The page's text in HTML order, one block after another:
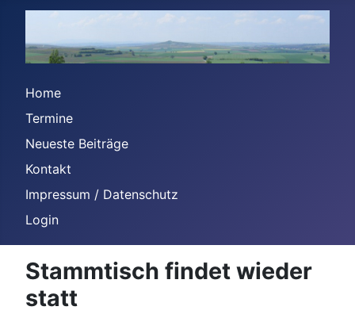
Home
Termine
Neueste Beiträge
Kontakt
Impressum / Datenschutz
Login
Stammtisch findet wieder
statt